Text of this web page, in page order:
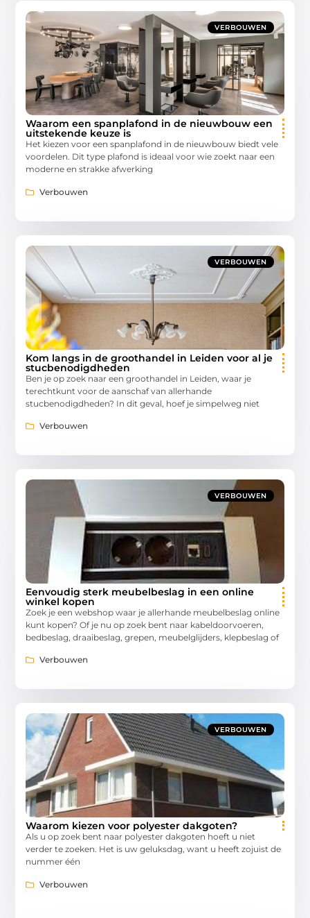
VERBOUWEN
Waarom een spanplafond in de nieuwbouw een
uitstekende keuze is
Het kiezen voor een spanplafond in de nieuwbouw biedt vele
voordelen. Dit type plafond is ideaal voor wie zoekt naar een
moderne en strakke afwerking
Verbouwen
VERBOUWEN
Kom langs in de groothandel in Leiden voor al je
stucbenodigdheden
Ben je op zoek naar een groothandel in Leiden, waar je
terechtkunt voor de aanschaf van allerhande
stucbenodigdheden? In dit geval, hoef je simpelweg niet
Verbouwen
VERBOUWEN
Eenvoudig sterk meubelbeslag in een online
winkel kopen
Zoek je een webshop waar je allerhande meubelbeslag online
kunt kopen? Of je nu op zoek bent naar kabeldoorvoeren,
bedbeslag, draaibeslag, grepen, meubelglijders, klepbeslag of
Verbouwen
VERBOUWEN
Waarom kiezen voor polyester dakgoten?
Als u op zoek bent naar polyester dakgoten hoeft u niet
verder te zoeken. Het is uw geluksdag, want u heeft zojuist de
nummer één
Verbouwen